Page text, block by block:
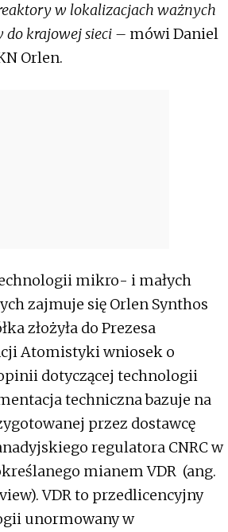
w lokalizacjach ważnych
do krajowej sieci – mówi Daniel
Orlen.
mikro- i małych
zajmuje się Orlen Synthos
złożyła do Prezesa
Atomistyki wniosek o
dotyczącej technologii
techniczna bazuje na
przez dostawcę
regulatora CNRC w
mianem VDR (ang.
VDR to przedlicencyjny
unormowany w